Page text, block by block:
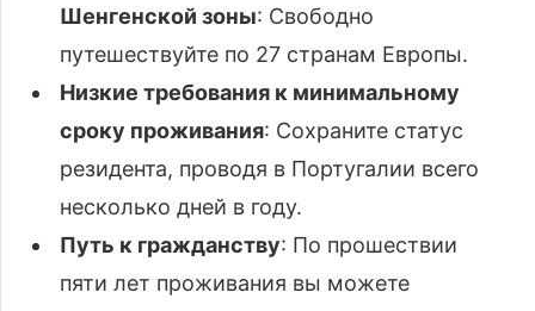
Шенгенской зоны: Свободно
путешествуйте по 27 странам Европы.
Низкие требования к минимальному
сроку проживания: Сохраните статус
резидента, проводя в Португалии всего
несколько дней в году.
Путь к гражданству: По прошествии
пяти лет проживания вы можете